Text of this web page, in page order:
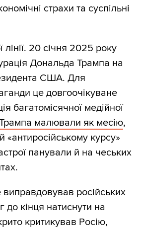
Україні, Україна, Росія,
міжнародні події.
сайтів ми зібрали всі
і залишили ті,
понад п’ять разів.
цільові домени за такими
медіа, російські
соціальні мережі, чеські
сміттярки та інші. Це
на які джерела
медіа й
страхи та суспільні
20 січня 2025 року
Дональда Трампа на
США. Для
це довгоочікуване
багатомісячної медійної
малювали як месію,
курсу»
панували й на чеських
російських
до кінця натиснути на
критикував Росію,